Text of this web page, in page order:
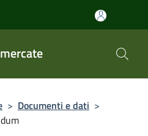
> Documenti e dati >